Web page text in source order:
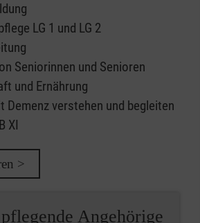
LG 1 und LG 2
Seniorinnen und Senioren
und Ernährung
Demenz verstehen und begleiten
XI
>
Angehörige